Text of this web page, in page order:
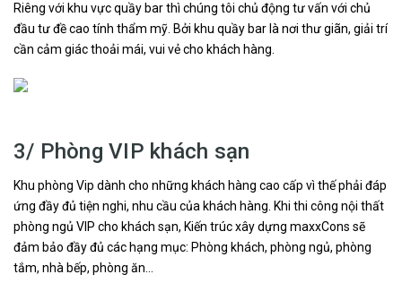
Riêng với khu vực quầy bar thì chúng tôi chủ động tư vấn với chủ
đầu tư đề cao tính thẩm mỹ. Bởi khu quầy bar là nơi thư giãn, giải trí
cần cảm giác thoải mái, vui vẻ cho khách hàng.
3/ Phòng VIP khách sạn
Khu phòng Vip dành cho những khách hàng cao cấp vì thế phải đáp
ứng đầy đủ tiện nghi, nhu cầu của khách hàng. Khi thi công nội thất
phòng ngủ VIP cho khách sạn, Kiến trúc xây dựng maxxCons sẽ
đảm bảo đầy đủ các hạng mục: Phòng khách, phòng ngủ, phòng
tắm, nhà bếp, phòng ăn…